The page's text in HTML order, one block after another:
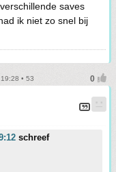
saves
ik niet zo snel bij
• 53
schreef